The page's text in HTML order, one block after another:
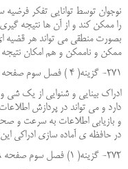
نوجوان توسط توانایی تفکر
را ممکن کند و از آن ها نتیجه
بصورت منطقی می تواند هر قضیه
ممکن و ناممکن و هم امکان
271- گزینه( 4 ) فصل سوم صفحه ی 96
ادراک بینایی و شنوایی از یک شی
دارد و می تواند در پردازش
و بازیابی اطلاعات به سرعت و
در حافظه ی آماده سازی ادراکی
272- گزینه( 1) فصل سوم صفحه 79